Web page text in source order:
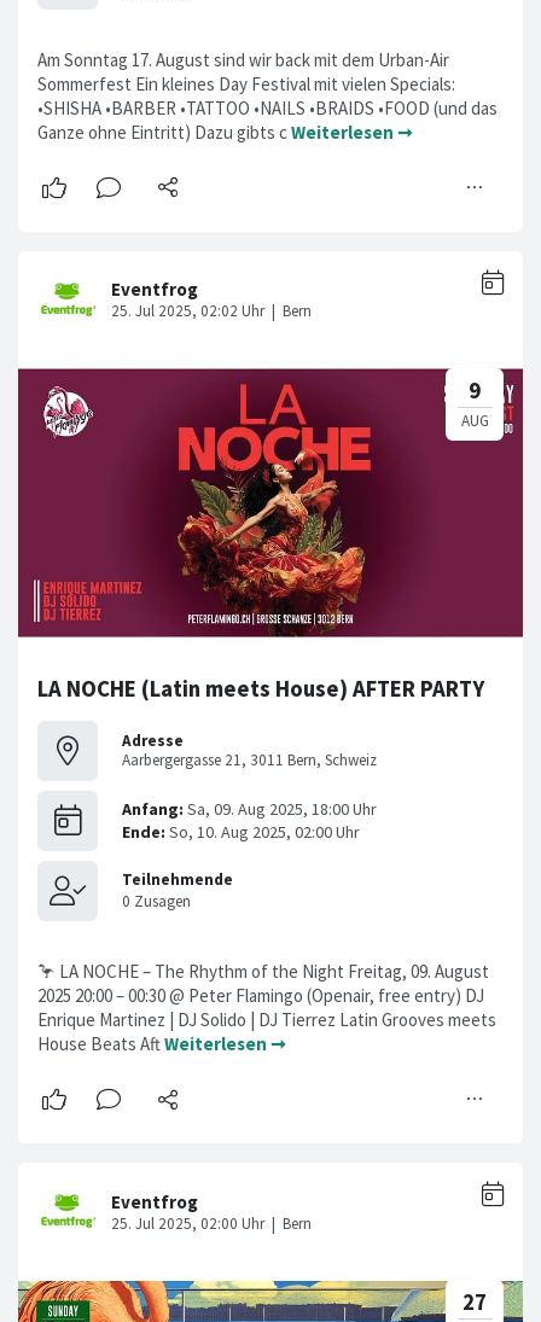
Am Sonntag 17. August sind wir back mit dem Urban-Air
Sommerfest Ein kleines Day Festival mit vielen Specials:
•SHISHA •BARBER •TATTOO •NAILS •BRAIDS •FOOD (und das
Ganze ohne Eintritt) Dazu gibts cWeiterlesen ➞
LA NOCHE (Latin meets House) AFTER PARTY
Adresse
Aarbergergasse 21, 3011 Bern, Schweiz
🦩 LA NOCHE – The Rhythm of the Night Freitag, 09. August
2025 20:00 – 00:30 @ Peter Flamingo (Openair, free entry) DJ
Enrique Martinez | DJ Solido | DJ Tierrez Latin Grooves meets
House Beats AftWeiterlesen ➞